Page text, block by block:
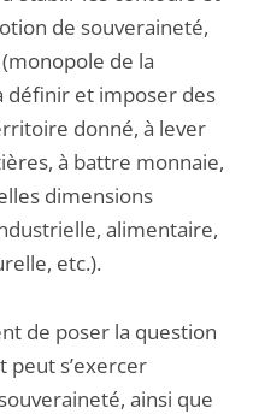
de souveraineté,
de la
définir et imposer des
donné, à lever
à battre monnaie,
dimensions
alimentaire,
etc.).
de poser la question
peut s’exercer
ainsi que